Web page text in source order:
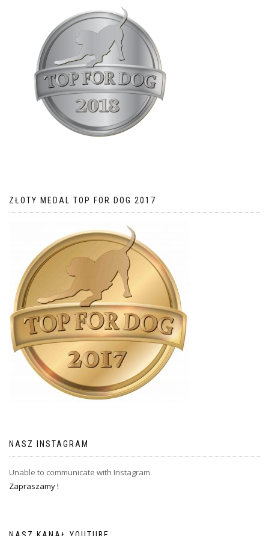
ZŁOTY MEDAL TOP FOR DOG 2017
NASZ INSTAGRAM
Unable to communicate with Instagram.
Zapraszamy !